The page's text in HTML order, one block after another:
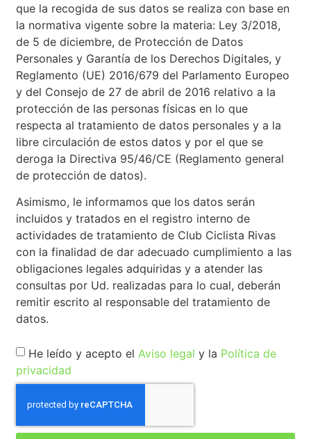
que la recogida de sus datos se realiza con base en
la normativa vigente sobre la materia: Ley 3/2018,
de 5 de diciembre, de Protección de Datos
Personales y Garantía de los Derechos Digitales, y
Reglamento (UE) 2016/679 del Parlamento Europeo
y del Consejo de 27 de abril de 2016 relativo a la
protección de las personas físicas en lo que
respecta al tratamiento de datos personales y a la
libre circulación de estos datos y por el que se
deroga la Directiva 95/46/CE (Reglamento general
de protección de datos).
Asimismo, le informamos que los datos serán
incluidos y tratados en el registro interno de
actividades de tratamiento de Club Ciclista Rivas
con la finalidad de dar adecuado cumplimiento a las
obligaciones legales adquiridas y a atender las
consultas por Ud. realizadas para lo cual, deberán
remitir escrito al responsable del tratamiento de
datos.
He leído y acepto el Aviso legal y la Política de
privacidad